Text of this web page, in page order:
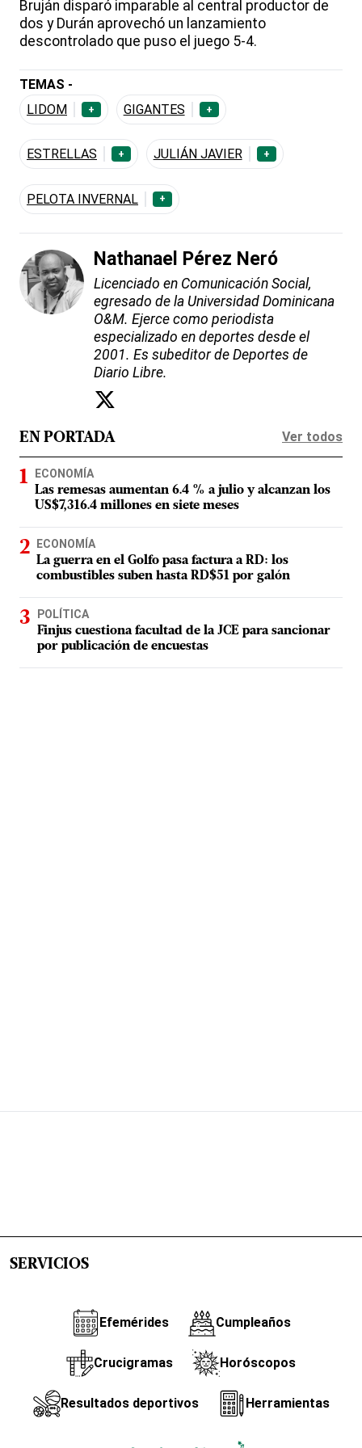
Bruján disparó imparable al central productor de
dos y Durán aprovechó un lanzamiento
descontrolado que puso el juego 5-4.
TEMAS -
LIDOM
+ GIGANTES +
ESTRELLAS + JULIÁN JAVIER +
PELOTA INVERNAL +
Nathanael Pérez Neró
Licenciado en Comunicación Social,
egresado de la Universidad Dominicana
O&M. Ejerce como periodista
especializado en deportes desde el
2001. Es subeditor de Deportes de
Diario Libre.
EN PORTADA Ver todos
ECONOMÍA
Las remesas aumentan 6.4 % a julio y alcanzan los
US$7,316.4 millones en siete meses
ECONOMÍA
La guerra en el Golfo pasa factura a RD: los
combustibles suben hasta RD$51 por galón
POLÍTICA
Finjus cuestiona facultad de la JCE para sancionar
por publicación de encuestas
SERVICIOS
Efemérides Cumpleaños
Crucigramas Horóscopos
Resultados deportivos Herramientas